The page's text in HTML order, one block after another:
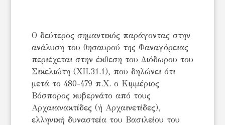
Ο δεύτερος σημαντικός παράγοντας στην
ανάλυση του θησαυρού της Φαναγόρειας
περιέχεται στην έκθεση του Διόδωρου του
Σικελιώτη (XII.31.1), που δηλώνει ότι
μετά το 480-479 π.Χ. ο Κιμμέριος
Βόσπορος κυβερνάτο από τους
Αρχαιανακτίδες (ή Αρχαινετίδες),
ελληνική δυναστεία του Βασιλείου του